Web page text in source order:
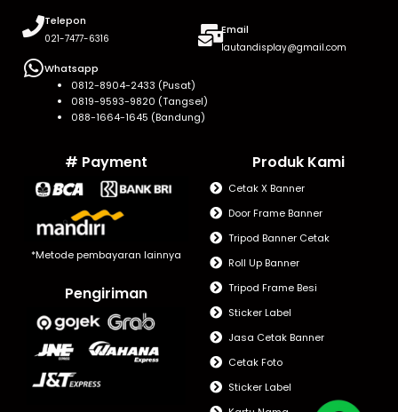
Telepon
021-7477-6316
Email
lautandisplay@gmail.com
Whatsapp
0812-8904-2433 (Pusat)
0819-9593-9820 (Tangsel)
088-1664-1645 (Bandung)
# Payment
*Metode pembayaran lainnya
Pengiriman
Produk Kami
Cetak X Banner
Door Frame Banner
Tripod Banner Cetak
Roll Up Banner
Tripod Frame Besi
Sticker Label
Jasa Cetak Banner
Cetak Foto
Sticker Label